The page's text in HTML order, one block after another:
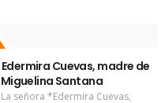
Cuevas, madre de
Santana
La señora *Edermira Cuevas,